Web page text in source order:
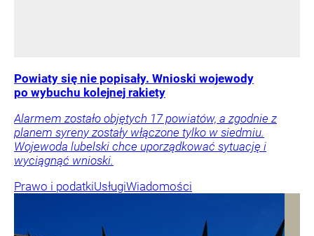
Powiaty się nie popisały. Wnioski wojewody
po wybuchu kolejnej rakiety
Alarmem zostało objętych 17 powiatów, a zgodnie z
planem syreny zostały włączone tylko w siedmiu.
Wojewoda lubelski chce uporządkować sytuację i
wyciągnąć wnioski.
Prawo i podatkiUsługiWiadomości